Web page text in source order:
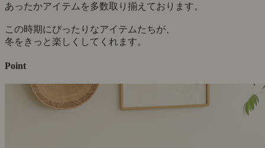
あったかアイテムを多数取り揃えております。
この時期にぴったりなアイテムたちが、
冬をきっと楽しくしてくれます。
Point